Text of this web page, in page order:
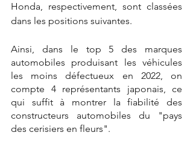
Honda, respectivement, sont classées
dans les positions suivantes.
Ainsi, dans le top 5 des marques
automobiles produisant les véhicules
les moins défectueux en 2022, on
compte 4 représentants japonais, ce
qui suffit à montrer la fiabilité des
constructeurs automobiles du "pays
des cerisiers en fleurs".